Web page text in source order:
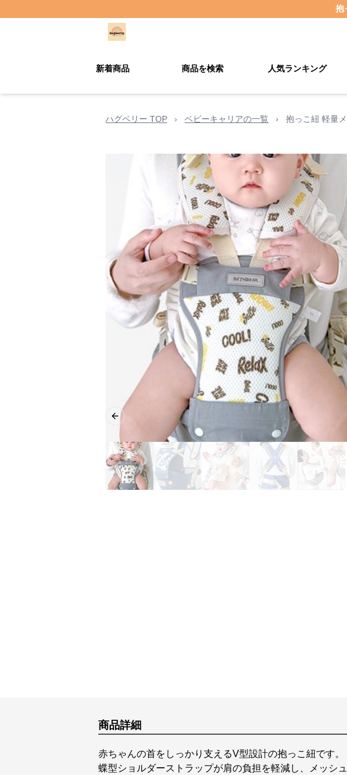
抱
新着商品 商品を検索 人気ランキング
ハグベリー TOP › ベビーキャリアの一覧 › 抱っこ紐 軽量
Previous slide
商品詳細
赤ちゃんの首をしっかり支えるV型設計の抱っこ紐です。
蝶型ショルダーストラップが肩の負担を軽減し、メッシ